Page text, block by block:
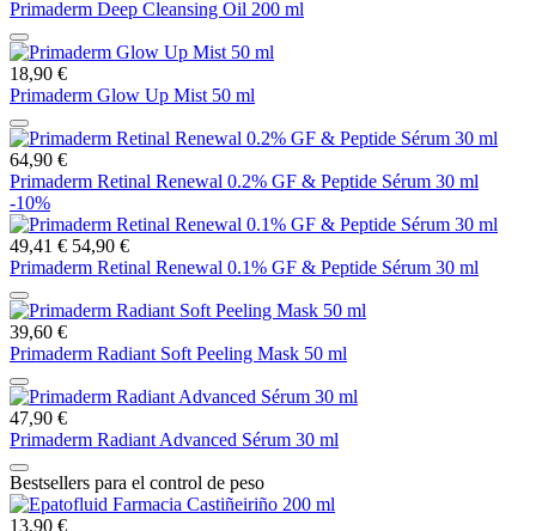
Primaderm Deep Cleansing Oil 200 ml
18,90 €
Primaderm Glow Up Mist 50 ml
64,90 €
Primaderm Retinal Renewal 0.2% GF & Peptide Sérum 30 ml
-10%
49,41 € 54,90 €
Primaderm Retinal Renewal 0.1% GF & Peptide Sérum 30 ml
39,60 €
Primaderm Radiant Soft Peeling Mask 50 ml
47,90 €
Primaderm Radiant Advanced Sérum 30 ml
Bestsellers para el control de peso
13,90 €